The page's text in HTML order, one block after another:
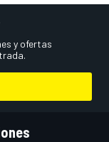
y ofertas